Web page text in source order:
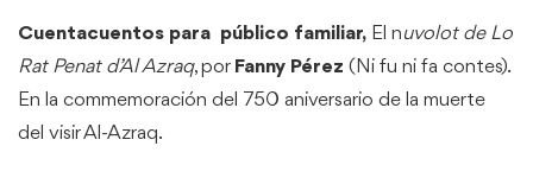
Cuentacuentos para público familiar, El nuvolot de Lo
Rat Penat d’Al Azraq, por Fanny Pérez (Ni fu ni fa contes).
En la commemoración del 750 aniversario de la muerte
del visir Al-Azraq.